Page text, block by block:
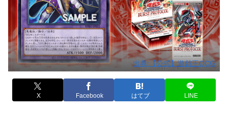
出典:【公式】遊戯王OCG
X Facebook はてブ LINE